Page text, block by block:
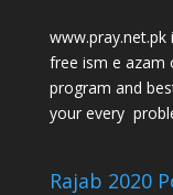
www.pray.net.pk
free ism e azam
program and
your every
Rajab 2020